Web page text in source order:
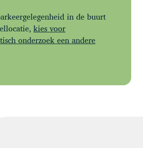
in de buurt
kies voor
onderzoek een andere